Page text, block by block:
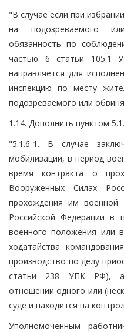
"В случае если при
на подозреваемого
обязанность по
частью 6 статьи 105.1
направляется для
инспекцию по месту
подозреваемого или
1.14. Дополнить пунктом
"5.1.6-1. В случае
мобилизации, в период
время контракта о
Вооруженных Силах
прохождения им
Российской Федерации в
военного положения или
ходатайства
производство по делу
статьи 238 УПК РФ), а
отношении одного или
суде и находится на
Уполномоченным